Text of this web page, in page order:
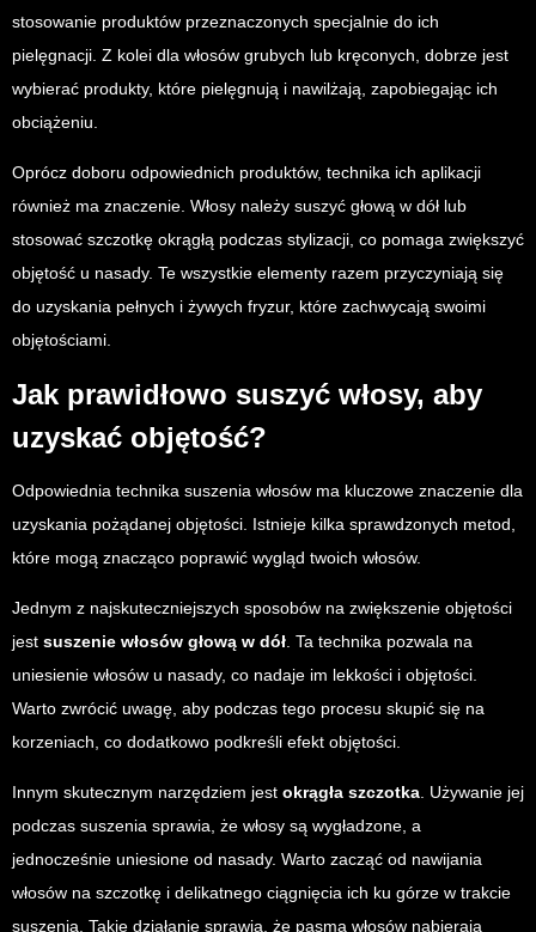
stosowanie produktów przeznaczonych specjalnie do ich
pielęgnacji. Z kolei dla włosów grubych lub kręconych, dobrze jest
wybierać produkty, które pielęgnują i nawilżają, zapobiegając ich
obciążeniu.
Oprócz doboru odpowiednich produktów, technika ich aplikacji
również ma znaczenie. Włosy należy suszyć głową w dół lub
stosować szczotkę okrągłą podczas stylizacji, co pomaga zwiększyć
objętość u nasady. Te wszystkie elementy razem przyczyniają się
do uzyskania pełnych i żywych fryzur, które zachwycają swoimi
objętościami.
Jak prawidłowo suszyć włosy, aby
uzyskać objętość?
Odpowiednia technika suszenia włosów ma kluczowe znaczenie dla
uzyskania pożądanej objętości. Istnieje kilka sprawdzonych metod,
które mogą znacząco poprawić wygląd twoich włosów.
Jednym z najskuteczniejszych sposobów na zwiększenie objętości
jest suszenie włosów głową w dół . Ta technika pozwala na
uniesienie włosów u nasady, co nadaje im lekkości i objętości.
Warto zwrócić uwagę, aby podczas tego procesu skupić się na
korzeniach, co dodatkowo podkreśli efekt objętości.
Innym skutecznym narzędziem jest okrągła szczotka . Używanie jej
podczas suszenia sprawia, że włosy są wygładzone, a
jednocześnie uniesione od nasady. Warto zacząć od nawijania
włosów na szczotkę i delikatnego ciągnięcia ich ku górze w trakcie
suszenia. Takie działanie sprawia, że pasma włosów nabierają